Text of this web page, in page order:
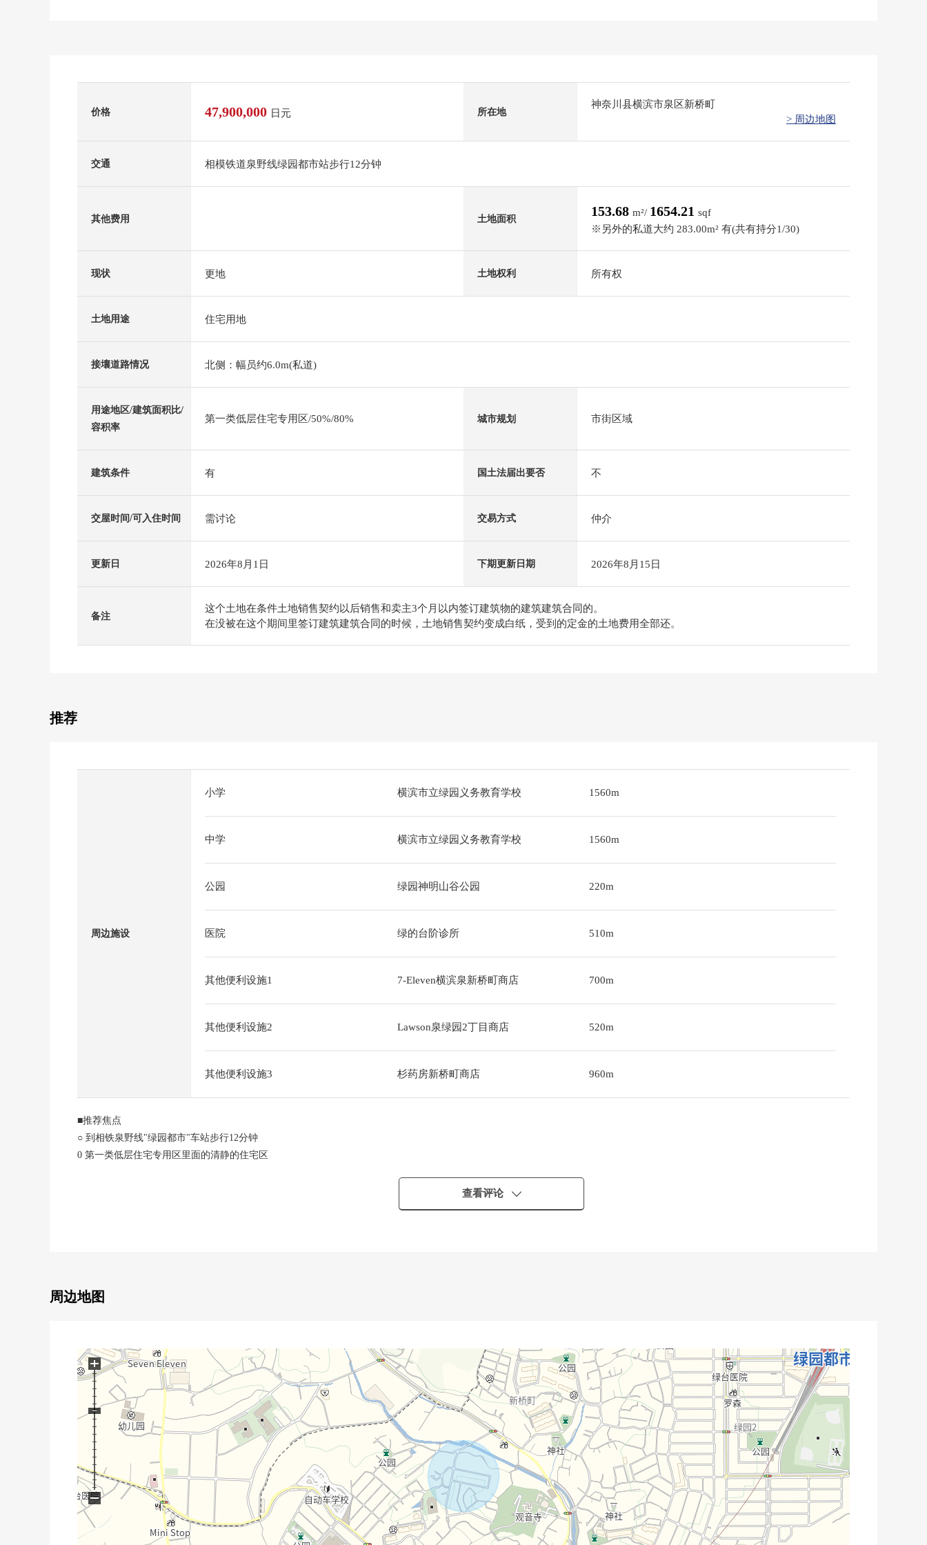
价格 47,900,000 日元 所在地
神奈川县横滨市泉区新桥町
> 周边地图
交通 相模铁道泉野线绿园都市站步行12分钟
其他费用 土地面积 153.68 m²/ 1654.21 sqf
※另外的私道大约 283.00m² 有(共有持分1/30)
现状 更地 土地权利 所有权
土地用途 住宅用地
接壤道路情况 北侧：幅员约6.0m(私道)
用途地区/建筑面积比/
容积率
第一类低层住宅专用区/50%/80% 城市规划 市街区域
建筑条件 有 国土法届出要否 不
交屋时间/可入住时间 需讨论 交易方式 仲介
更新日 2026年8月1日 下期更新日期 2026年8月15日
备注
这个土地在条件土地销售契约以后销售和卖主3个月以内签订建筑物的建筑建筑合同的。
在没被在这个期间里签订建筑建筑合同的时候，土地销售契约变成白纸，受到的定金的土地费用全部还。
推荐
周边施设
小学 横滨市立绿园义务教育学校 1560m
中学 横滨市立绿园义务教育学校 1560m
公园 绿园神明山谷公园 220m
医院 绿的台阶诊所 510m
其他便利设施1 7-Eleven横滨泉新桥町商店 700m
其他便利设施2 Lawson泉绿园2丁目商店 520m
其他便利设施3 杉药房新桥町商店 960m
■推荐焦点
○ 到相铁泉野线"绿园都市"车站步行12分钟
0 第一类低层住宅专用区里面的清静的住宅区
查看评论
周边地图
+
−